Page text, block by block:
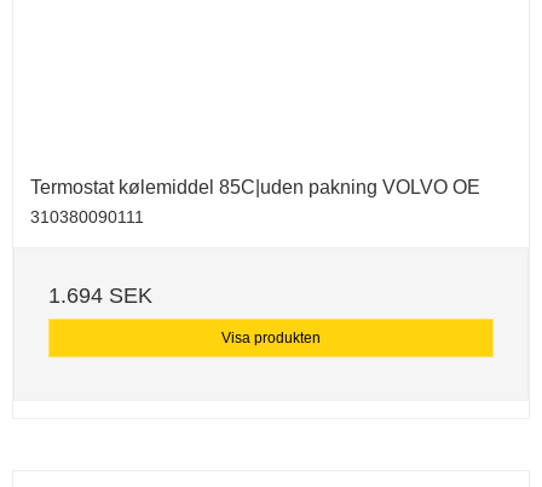
Termostat kølemiddel 85C|uden pakning VOLVO OE
310380090111
1.694 SEK
Visa produkten